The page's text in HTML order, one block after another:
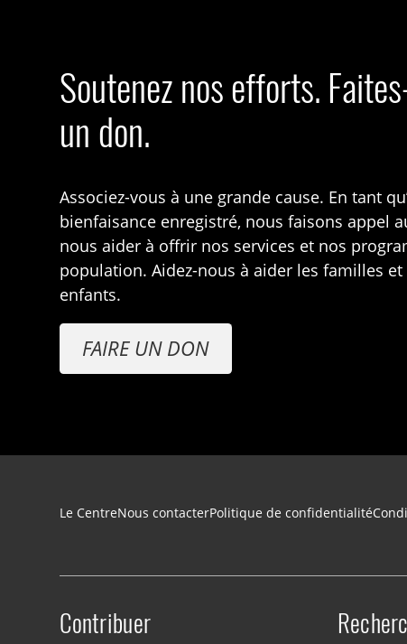
Soutenez nos efforts.
un don.
Associez-vous à une grande cause. En tant
bienfaisance enregistré, nous faisons appel
nous aider à offrir nos services et nos
population. Aidez-nous à aider les familles
enfants.
FAIRE UN DON
Navigation du pied de page
Le CentreNous contacterPolitique de confidentialité
Site menu
Contribuer